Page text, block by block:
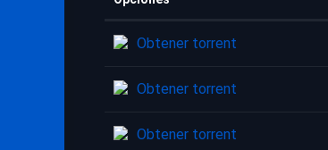
Obtener torrent
Obtener torrent
Obtener torrent